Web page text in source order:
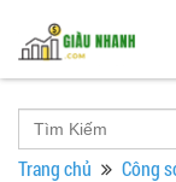
Trang chủ Công